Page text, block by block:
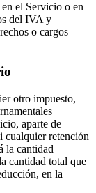
el Servicio o en
del IVA y
o cargos
otro impuesto,
aparte de
cualquier retención
la cantidad
cantidad total que
en la